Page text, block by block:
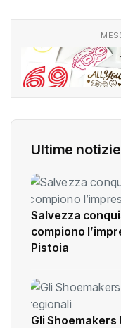
Ultime notizie
Salvezza
compiono
Pistoia
Gli Shoemakers